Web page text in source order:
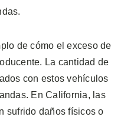
de cómo el exceso de
La cantidad de
con estos vehículos
En California, las
sufrido daños físicos o